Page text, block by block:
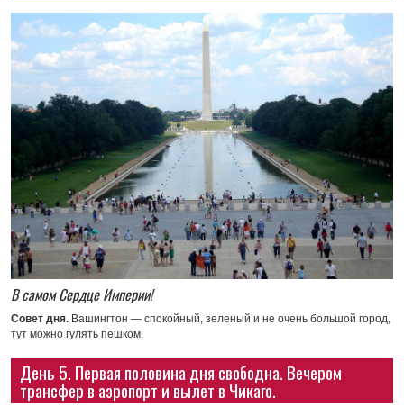
В самом Сердце Империи!
Совет дня. Вашингтон — спокойный, зеленый и не очень большой город,
тут можно гулять пешком.
День 5. Первая половина дня свободна. Вечером
трансфер в аэропорт и вылет в Чикаго.